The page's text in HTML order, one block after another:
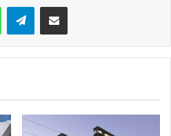
WhatsApp Telegram